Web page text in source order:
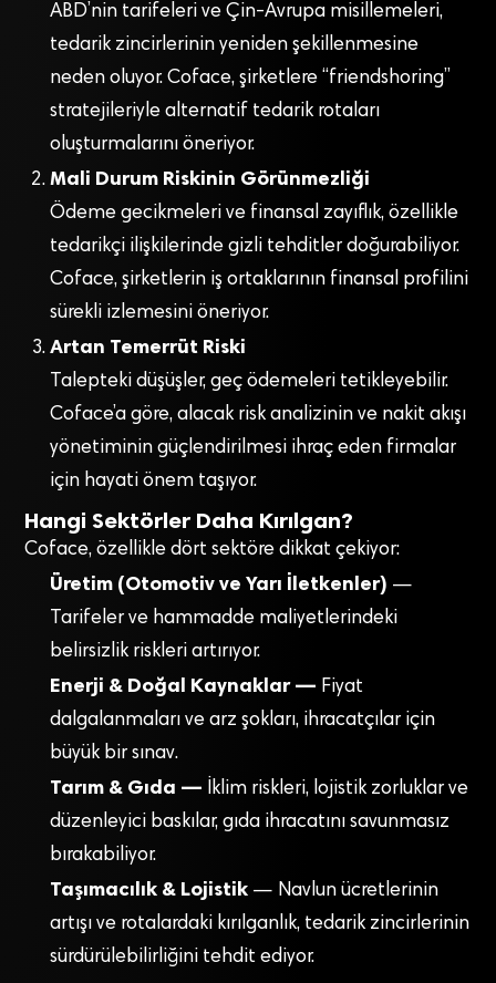
ABD’nin tarifeleri ve Çin-Avrupa misillemeleri,
tedarik zincirlerinin yeniden şekillenmesine
neden oluyor. Coface, şirketlere “friendshoring”
stratejileriyle alternatif tedarik rotaları
oluşturmalarını öneriyor.
Mali Durum Riskinin Görünmezliği
Ödeme gecikmeleri ve finansal zayıflık, özellikle
tedarikçi ilişkilerinde gizli tehditler doğurabiliyor.
Coface, şirketlerin iş ortaklarının finansal profilini
sürekli izlemesini öneriyor.
Artan Temerrüt Riski
Talepteki düşüşler, geç ödemeleri tetikleyebilir.
Coface’a göre, alacak risk analizinin ve nakit akışı
yönetiminin güçlendirilmesi ihraç eden firmalar
için hayati önem taşıyor.
Hangi Sektörler Daha Kırılgan?
Coface, özellikle dört sektöre dikkat çekiyor:
Üretim (Otomotiv ve Yarı İletkenler) —
Tarifeler ve hammadde maliyetlerindeki
belirsizlik riskleri artırıyor.
Enerji & Doğal Kaynaklar — Fiyat
dalgalanmaları ve arz şokları, ihracatçılar için
büyük bir sınav.
Tarım & Gıda — İklim riskleri, lojistik zorluklar ve
düzenleyici baskılar, gıda ihracatını savunmasız
bırakabiliyor.
Taşımacılık & Lojistik — Navlun ücretlerinin
artışı ve rotalardaki kırılganlık, tedarik zincirlerinin
sürdürülebilirliğini tehdit ediyor.